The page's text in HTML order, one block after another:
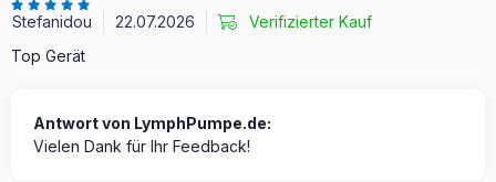
Stefanidou 22.07.2026
Verifizierter Kauf
Top Gerät
Antwort von LymphPumpe.de:
Vielen Dank für Ihr Feedback!